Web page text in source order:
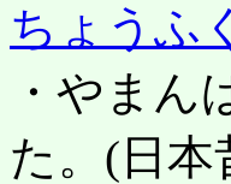
ちょうふ
・やまん
た。 (日本